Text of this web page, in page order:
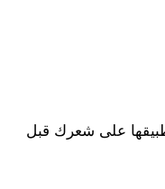
على شعرك قبل